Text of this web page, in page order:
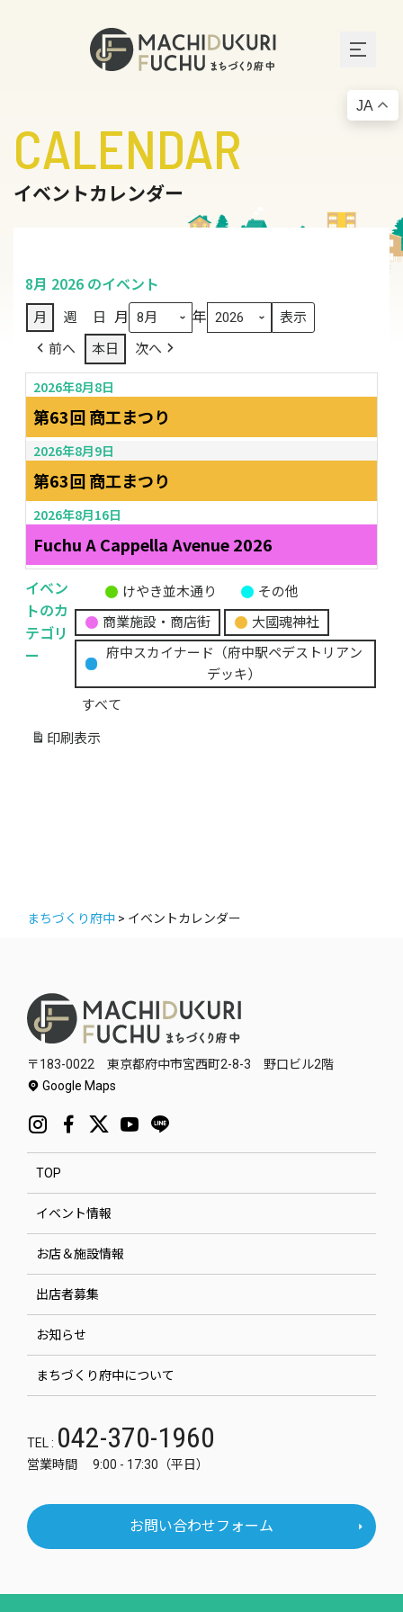
CALENDAR
イベントカレンダー
8月 2026 のイベント
月 週 日 月 年
前へ 本日 次へ
2026年8月8日
第63回 商工まつり
2026年8月9日
第63回 商工まつり
2026年8月16日
Fuchu A Cappella Avenue 2026
イベン
トのカ
テゴリ
ー
題
の
カ
テ
ゴ
リ
けやき並木通り
その他
商業施設・商店街
大國魂神社
府中スカイナード（府中駅ペデストリアン
デッキ）
すべて
印刷 表示
まちづくり府中 > イベントカレンダー
〒183-0022 東京都府中市宮西町2-8-3 野口ビル2階
Google Maps
TOP
イベント情報
お店＆施設情報
出店者募集
お知らせ
まちづくり府中について
TEL : 042-370-1960
営業時間 9:00 - 17:30（平日）
お問い合わせフォーム
JA